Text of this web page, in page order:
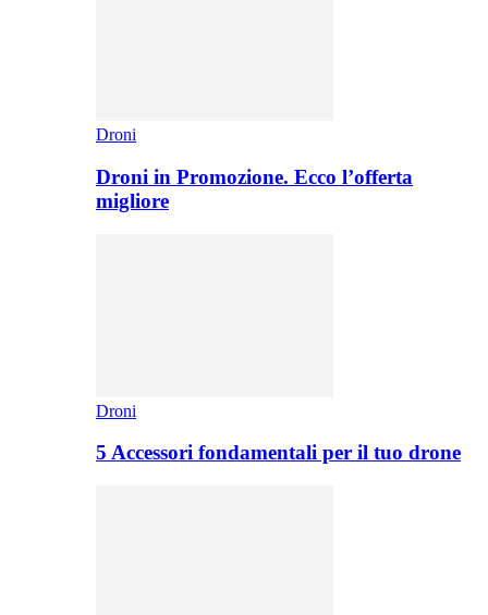
Droni
Droni in Promozione. Ecco l’offerta
migliore
Droni
5 Accessori fondamentali per il tuo drone